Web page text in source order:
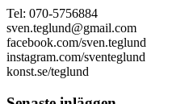
Tel: 070-5756884
sven.teglund@gmail.com
facebook.com/sven.teglund
instagram.com/sventeglund
konst.se/teglund